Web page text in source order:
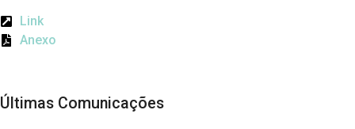
Link
Anexo
Últimas Comunicações